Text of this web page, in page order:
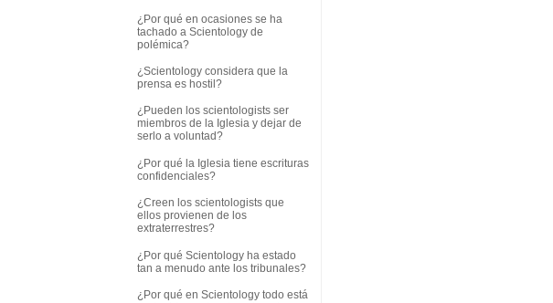
¿Por qué en ocasiones se ha
tachado a Scientology de
polémica?
¿Scientology considera que la
prensa es hostil?
¿Pueden los scientologists ser
miembros de la Iglesia y dejar de
serlo a voluntad?
¿Por qué la Iglesia tiene escrituras
confidenciales?
¿Creen los scientologists que
ellos provienen de los
extraterrestres?
¿Por qué Scientology ha estado
tan a menudo ante los tribunales?
¿Por qué en Scientology todo está